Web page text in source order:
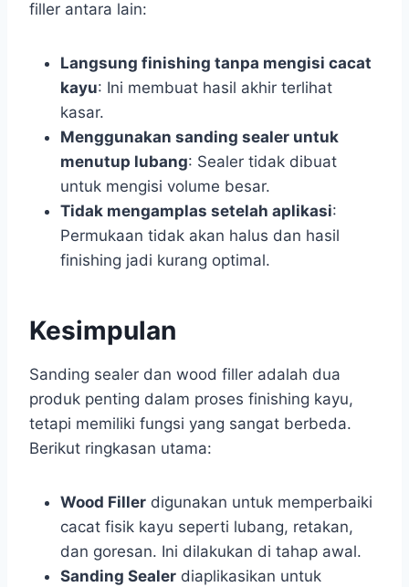
filler antara lain:
Langsung finishing tanpa mengisi cacat
kayu: Ini membuat hasil akhir terlihat
kasar.
Menggunakan sanding sealer untuk
menutup lubang: Sealer tidak dibuat
untuk mengisi volume besar.
Tidak mengamplas setelah aplikasi:
Permukaan tidak akan halus dan hasil
finishing jadi kurang optimal.
Kesimpulan
Sanding sealer dan wood filler adalah dua
produk penting dalam proses finishing kayu,
tetapi memiliki fungsi yang sangat berbeda.
Berikut ringkasan utama:
Wood Filler digunakan untuk memperbaiki
cacat fisik kayu seperti lubang, retakan,
dan goresan. Ini dilakukan di tahap awal.
Sanding Sealer diaplikasikan untuk